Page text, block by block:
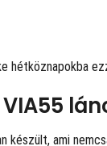
hétköznapokba
készült, ami